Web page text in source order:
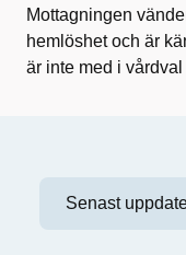
Mottagningen
hemlöshet och är
är inte med i
Senast